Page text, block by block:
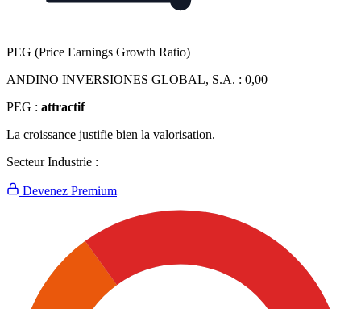
PEG (Price Earnings Growth Ratio)
ANDINO INVERSIONES GLOBAL, S.A. : 0,00
PEG : attractif
La croissance justifie bien la valorisation.
Secteur Industrie :
Devenez Premium